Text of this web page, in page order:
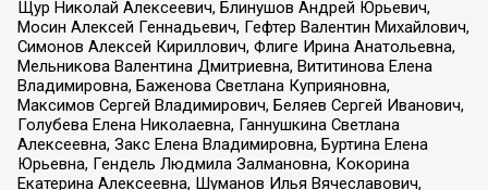
Щур Николай Алексеевич, Блинушов Андрей Юрьевич,
Мосин Алексей Геннадьевич, Гефтер Валентин Михайлович,
Симонов Алексей Кириллович, Флиге Ирина Анатольевна,
Мельникова Валентина Дмитриевна, Вититинова Елена
Владимировна, Баженова Светлана Куприяновна,
Максимов Сергей Владимирович, Беляев Сергей Иванович,
Голубева Елена Николаевна, Ганнушкина Светлана
Алексеевна, Закс Елена Владимировна, Буртина Елена
Юрьевна, Гендель Людмила Залмановна, Кокорина
Екатерина Алексеевна, Шуманов Илья Вячеславович,